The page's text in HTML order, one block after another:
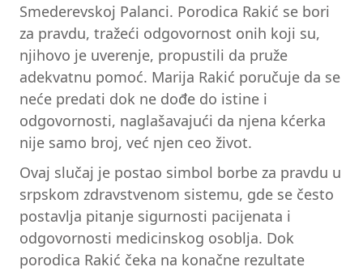
Smederevskoj Palanci. Porodica Rakić se bori
za pravdu, tražeći odgovornost onih koji su,
njihovo je uverenje, propustili da pruže
adekvatnu pomoć. Marija Rakić poručuje da se
neće predati dok ne dođe do istine i
odgovornosti, naglašavajući da njena kćerka
nije samo broj, već njen ceo život.
Ovaj slučaj je postao simbol borbe za pravdu u
srpskom zdravstvenom sistemu, gde se često
postavlja pitanje sigurnosti pacijenata i
odgovornosti medicinskog osoblja. Dok
porodica Rakić čeka na konačne rezultate